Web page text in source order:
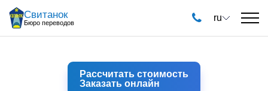
Свитанок
Бюро переводов ru
Рассчитать стоимость
Заказать онлайн